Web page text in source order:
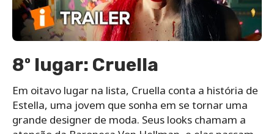
8º lugar: Cruella
Em oitavo lugar na lista, Cruella conta a história de
Estella, uma jovem que sonha em se tornar uma
grande designer de moda. Seus looks chamam a